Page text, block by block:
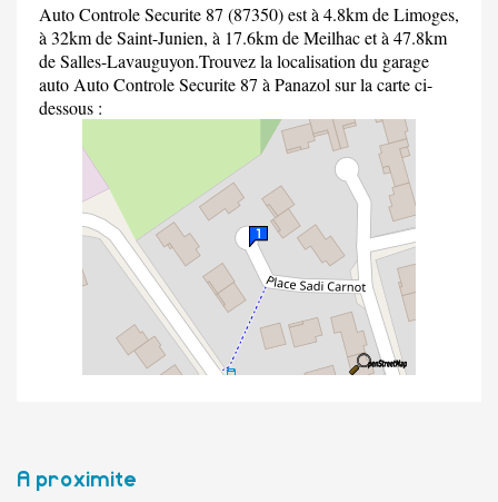
Auto Controle Securite 87 (87350) est à 4.8km de Limoges,
à 32km de Saint-Junien, à 17.6km de Meilhac et à 47.8km
de Salles-Lavauguyon.Trouvez la localisation du garage
auto Auto Controle Securite 87 à Panazol sur la carte ci-
dessous :
A proximite